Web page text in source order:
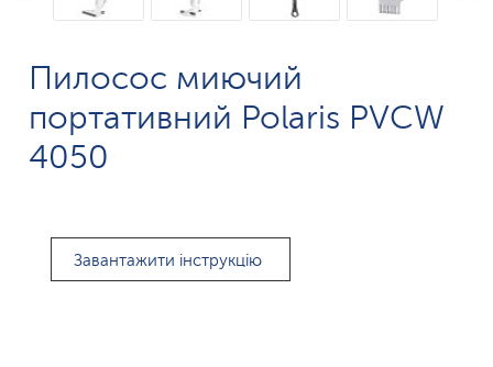
Пилосос миючий
портативний Polaris PVCW
4050
Завантажити інструкцію